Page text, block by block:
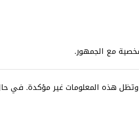
مع الجمهور.
هذه المعلومات غير مؤكدة. في